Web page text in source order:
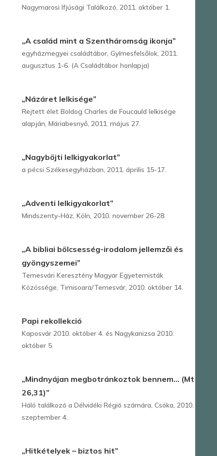
Nagymarosi Ifjúsági Találkozó, 2011. október 1.
„A család mint a Szentháromság ikonja”
egyházmegyei családtábor, Gyímesfelsőlok, 2011.
augusztus 1-6. (A Családtábor honlapja)
„Názáret lelkisége”
Rejtett élet Boldog Charles de Foucauld lelkisége
alapján, Máriabesnyő, 2011. május 27.
„Nagyböjti lelkigyakorlat”
a pécsi Székesegyházban, 2011. április 15-17.
„Adventi lelkigyakorlat”
Mindszenty-Ház, Köln, 2010. november 26-28.
„A bibliai bölcsesség-irodalom jellemzői és
gyöngyszemei”
Temesvári Keresztény Magyar Egyetemisták
Közössége, Timisoara/Temesvár, 2010. október 14.
Papi rekollekció
Kaposvár 2010. október 4. és Nagykanizsa 2010.
október 5.
„Mindnyájan megbotránkoztok bennem… (Mt
26,31)”
Háló találkozó a Délvidéki Régió számára, Csóka, 2010.
szeptember 4.
„Hitkételyek – biztos hit”